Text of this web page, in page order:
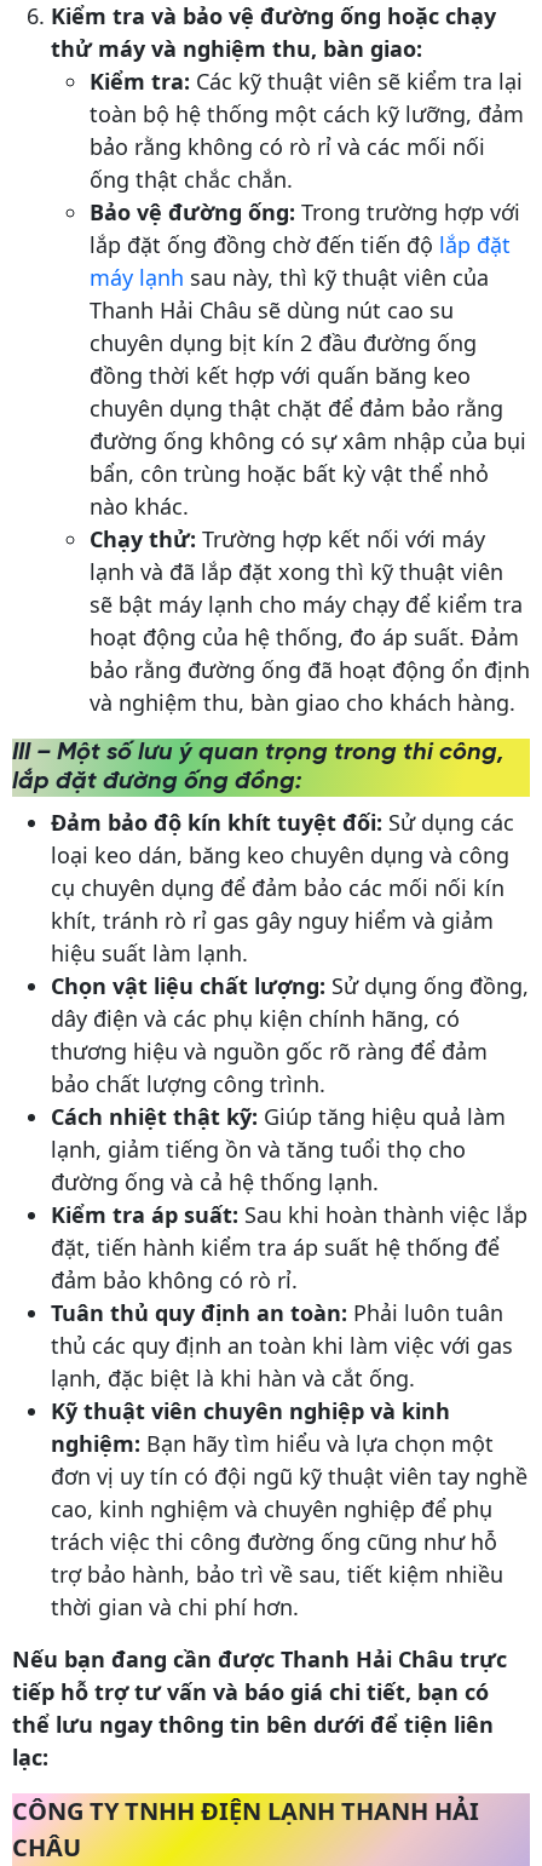
Kiểm tra và bảo vệ đường ống hoặc chạy
thử máy và nghiệm thu, bàn giao:
Kiểm tra: Các kỹ thuật viên sẽ kiểm tra lại
toàn bộ hệ thống một cách kỹ lưỡng, đảm
bảo rằng không có rò rỉ và các mối nối
ống thật chắc chắn.
Bảo vệ đường ống: Trong trường hợp với
lắp đặt ống đồng chờ đến tiến độ lắp đặt
máy lạnh sau này, thì kỹ thuật viên của
Thanh Hải Châu sẽ dùng nút cao su
chuyên dụng bịt kín 2 đầu đường ống
đồng thời kết hợp với quấn băng keo
chuyên dụng thật chặt để đảm bảo rằng
đường ống không có sự xâm nhập của bụi
bẩn, côn trùng hoặc bất kỳ vật thể nhỏ
nào khác.
Chạy thử: Trường hợp kết nối với máy
lạnh và đã lắp đặt xong thì kỹ thuật viên
sẽ bật máy lạnh cho máy chạy để kiểm tra
hoạt động của hệ thống, đo áp suất. Đảm
bảo rằng đường ống đã hoạt động ổn định
và nghiệm thu, bàn giao cho khách hàng.
III – Một số lưu ý quan trọng trong thi công,
lắp đặt đường ống đồng:
Đảm bảo độ kín khít tuyệt đối: Sử dụng các
loại keo dán, băng keo chuyên dụng và công
cụ chuyên dụng để đảm bảo các mối nối kín
khít, tránh rò rỉ gas gây nguy hiểm và giảm
hiệu suất làm lạnh.
Chọn vật liệu chất lượng: Sử dụng ống đồng,
dây điện và các phụ kiện chính hãng, có
thương hiệu và nguồn gốc rõ ràng để đảm
bảo chất lượng công trình.
Cách nhiệt thật kỹ: Giúp tăng hiệu quả làm
lạnh, giảm tiếng ồn và tăng tuổi thọ cho
đường ống và cả hệ thống lạnh.
Kiểm tra áp suất: Sau khi hoàn thành việc lắp
đặt, tiến hành kiểm tra áp suất hệ thống để
đảm bảo không có rò rỉ.
Tuân thủ quy định an toàn: Phải luôn tuân
thủ các quy định an toàn khi làm việc với gas
lạnh, đặc biệt là khi hàn và cắt ống.
Kỹ thuật viên chuyên nghiệp và kinh
nghiệm: Bạn hãy tìm hiểu và lựa chọn một
đơn vị uy tín có đội ngũ kỹ thuật viên tay nghề
cao, kinh nghiệm và chuyên nghiệp để phụ
trách việc thi công đường ống cũng như hỗ
trợ bảo hành, bảo trì về sau, tiết kiệm nhiều
thời gian và chi phí hơn.
Nếu bạn đang cần được Thanh Hải Châu trực
tiếp hỗ trợ tư vấn và báo giá chi tiết, bạn có
thể lưu ngay thông tin bên dưới để tiện liên
lạc:
CÔNG TY TNHH ĐIỆN LẠNH THANH HẢI
CHÂU